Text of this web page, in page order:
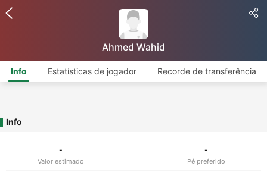
Ahmed Wahid
Info Estatísticas de jogador Recorde de transferência
Info
-
Valor estimado
-
Pé preferido